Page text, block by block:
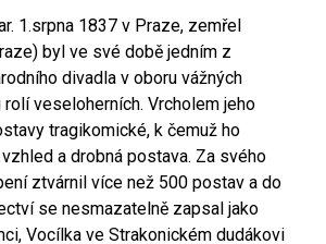
1.srpna 1837 v Praze, zemřel
byl ve své době jedním z
divadla v oboru vážných
veseloherních. Vrcholem jeho
tragikomické, k čemuž ho
a drobná postava. Za svého
ztvárnil více než 500 postav a do
se nesmazatelně zapsal jako
Vocílka ve Strakonickém dudákovi